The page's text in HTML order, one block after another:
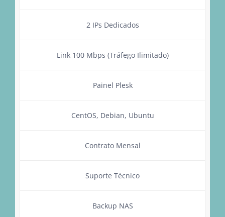
2 IPs Dedicados
Link 100 Mbps (Tráfego Ilimitado)
Painel Plesk
CentOS, Debian, Ubuntu
Contrato Mensal
Suporte Técnico
Backup NAS